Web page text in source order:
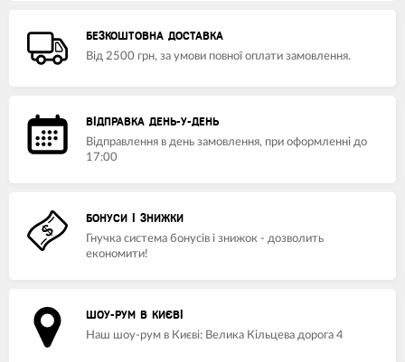
БЕЗКОШТОВНА ДОСТАВКА
Від 2500 грн, за умови повної оплати замовлення.
ВІДПРАВКА ДЕНЬ-У-ДЕНЬ
Відправлення в день замовлення, при оформленні до
17:00
БОНУСИ І ЗНИЖКИ
Гнучка система бонусів і знижок - дозволить
економити!
ШОУ-РУМ В КИЄВІ
Наш шоу-рум в Києві: Велика Кільцева дорога 4